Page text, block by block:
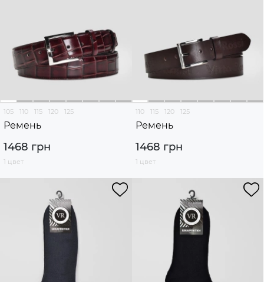
105 110 115 120 125
Ремень
1468 грн
1 цвет
110 115 120 125
Ремень
1468 грн
1 цвет